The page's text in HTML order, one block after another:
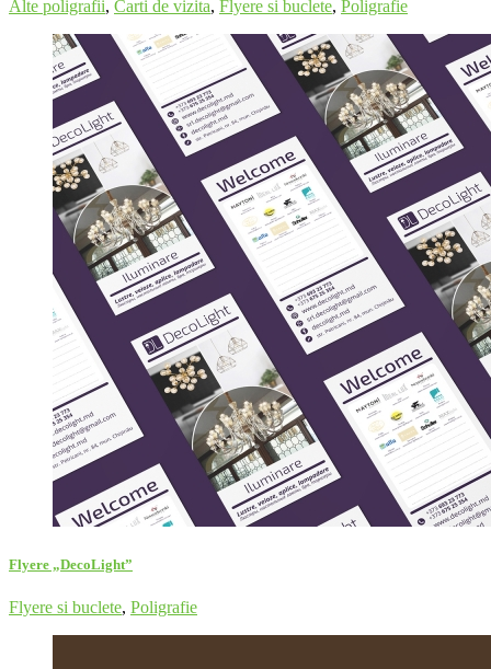
Alte poligrafii, Carti de vizita, Flyere si buclete, Poligrafie
Flyere „DecoLight”
Flyere si buclete, Poligrafie